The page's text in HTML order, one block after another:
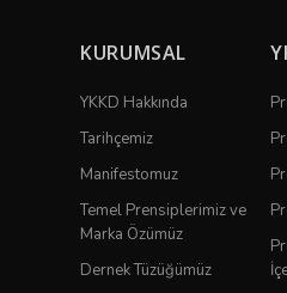
KURUMSAL
YKKD Hakkında
Tarihçemiz
Manifestomuz
Temel Prensiplerimiz ve
Marka Özümüz
Dernek Tüzüğümüz